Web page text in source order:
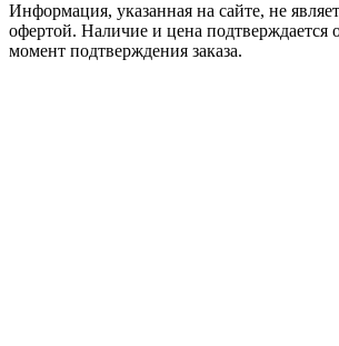
Информация, указанная на сайте, не
офертой. Наличие и цена подтверждается
момент подтверждения заказа.